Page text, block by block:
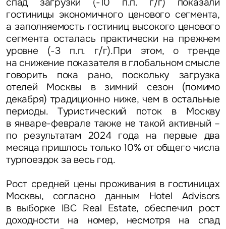
гостиницы экономичного ценового сегмента,
а заполняемость гостиниц высокого ценового
сегмента осталась практически на прежнем
уровне (-3 п.п. г/г).При этом, о тренде
на снижение показателя в глобальном смысле
говорить пока рано, поскольку загрузка
отелей Москвы в зимний сезон (помимо
декабря) традиционно ниже, чем в остальные
периоды. Туристический поток в Москву
в январе-феврале также не такой активный –
по результатам 2024 года на первые два
месяца пришлось только 10% от общего числа
турпоездок за весь год.
Рост средней цены проживания в гостиницах
Москвы, согласно данным Hotel Advisors
в выборке IBC Real Estate, обеспечил рост
доходности на номер, несмотря на спад
Задайте свой вопрос
Вопрос
Предложение
Это обязательное поле
Это обязательное поле